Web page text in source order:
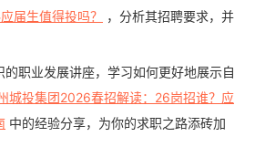
届生值得投吗？
，分析其招聘要求，并
职业发展讲座，学习如何更好地展示自
城投集团2026春招解读：26岗招谁？应
中的经验分享，为你的求职之路添砖加